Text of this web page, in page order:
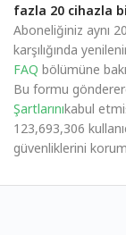
fazla 20 cihazla
Aboneliğiniz aynı
karşılığında
FAQ bölümüne
Bu formu
Şartlarınıkabul
123,693,306
güvenliklerini